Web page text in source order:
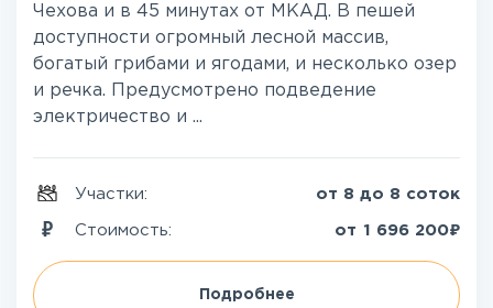
Чехова и в 45 минутах от МКАД. В пешей
доступности огромный лесной массив,
богатый грибами и ягодами, и несколько озер
и речка. Предусмотрено подведение
электричество и ...
Участки: от 8 до 8 соток
Стоимость: от 1 696 200₽
Подробнее